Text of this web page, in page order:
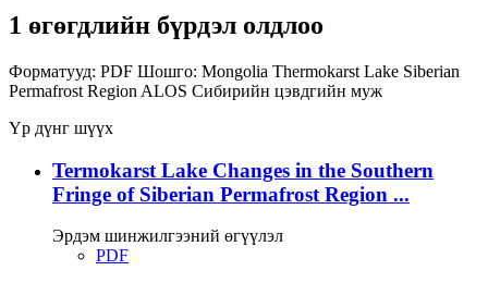
1 өгөгдлийн бүрдэл олдлоо
Форматууд: PDF Шошго: Mongolia Thermokarst Lake Siberian
Permafrost Region ALOS Сибирийн цэвдгийн муж
Үр дүнг шүүх
Termokarst Lake Changes in the Southern
Fringe of Siberian Permafrost Region ...
Эрдэм шинжилгээний өгүүлэл
PDF